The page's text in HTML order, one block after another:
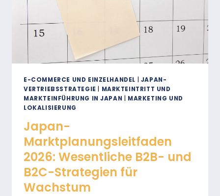
ANFORDERUNGEN
E-COMMERCE UND EINZELHANDEL
JAPAN-
VERTRIEBSSTRATEGIE
MARKTEINTRITT UND
MARKTEINFÜHRUNG IN JAPAN
MARKETING UND
LOKALISIERUNG
Japan-
Marktplanungsleitfaden
2026: Wesentliche B2B- und
B2C-Strategien für
Wachstum